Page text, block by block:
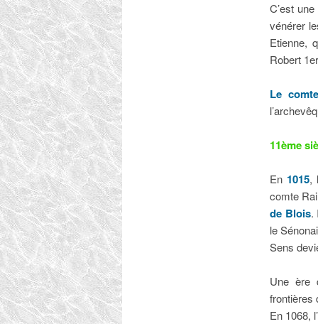
C’est
vénérer
Etienne,
Robert
Le
11ème
En 1015,
comte
de Blois.
le
Sens
Une ère
frontières
En 1068,